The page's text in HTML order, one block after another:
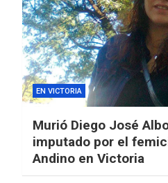
EN VICTORIA
Murió Diego José
imputado por el
Andino en Victoria